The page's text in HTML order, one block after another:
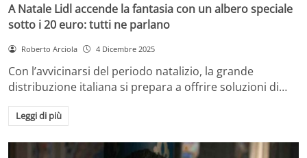
A Natale Lidl accende la fantasia con un albero speciale
sotto i 20 euro: tutti ne parlano
Roberto Arciola 4 Dicembre 2025
Con l’avvicinarsi del periodo natalizio, la grande
distribuzione italiana si prepara a offrire soluzioni di…
Leggi di più